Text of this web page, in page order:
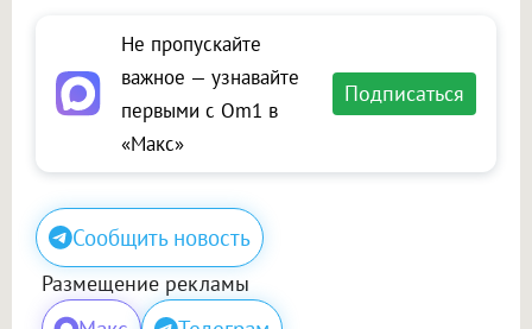
Не пропускайте
важное — узнавайте
первыми с Om1 в
«Макс»
Подписаться
Сообщить новость
Размещение рекламы